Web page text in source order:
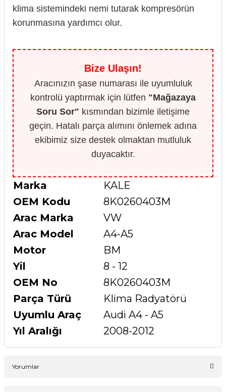
klima sistemindeki nemi tutarak kompresörün
korunmasına yardımcı olur.
Bize Ulaşın!
Aracınızın şase numarası ile uyumluluk
kontrolü yaptırmak için lütfen "Mağazaya
Soru Sor" kısmından bizimle iletişime
geçin. Hatalı parça alımını önlemek adına
ekibimiz size destek olmaktan mutluluk
duyacaktır.
Marka
KALE
OEM Kodu
8K0260403M
Arac Marka
VW
Arac Model
A4-A5
Motor
BM
Yil
8 - 12
OEM No
8K0260403M
Parça Türü
Klima Radyatörü
Uyumlu Araç
Audi A4 - A5
Yıl Aralığı
2008-2012
Yorumlar